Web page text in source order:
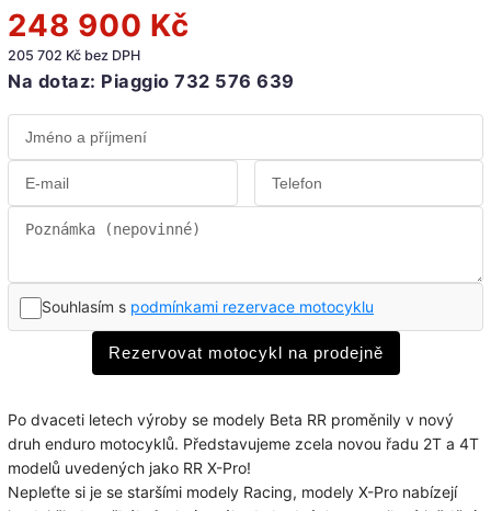
248 900 Kč
205 702 Kč bez DPH
Na dotaz: Piaggio 732 576 639
Souhlasím s podmínkami rezervace motocyklu
Rezervovat motocykl na prodejně
Po dvaceti letech výroby se modely Beta RR proměnily v nový
druh enduro motocyklů. Představujeme zcela novou řadu 2T a 4T
modelů uvedených jako RR X-Pro!
Nepleťte si je se staršími modely Racing, modely X-Pro nabízejí